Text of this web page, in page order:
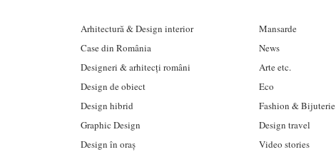
Arhitectură & Design interior
Case din România
Designeri & arhitecți români
Design de obiect
Design hibrid
Graphic Design
Design în oraș
Mansarde
News
Arte etc.
Eco
Fashion & Bijuterie
Design travel
Video stories